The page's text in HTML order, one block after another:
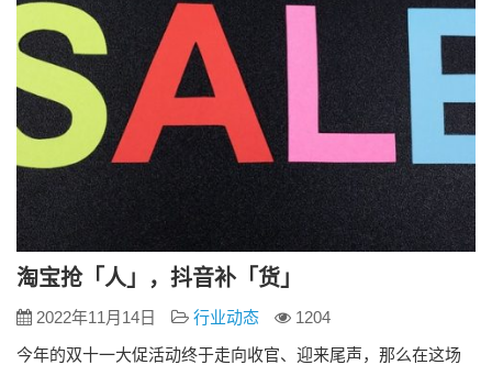
淘宝抢「人」，抖音补「货」
2022年11月14日 行业动态
1204
今年的双十一大促活动终于走向收官、迎来尾声，那么在这场